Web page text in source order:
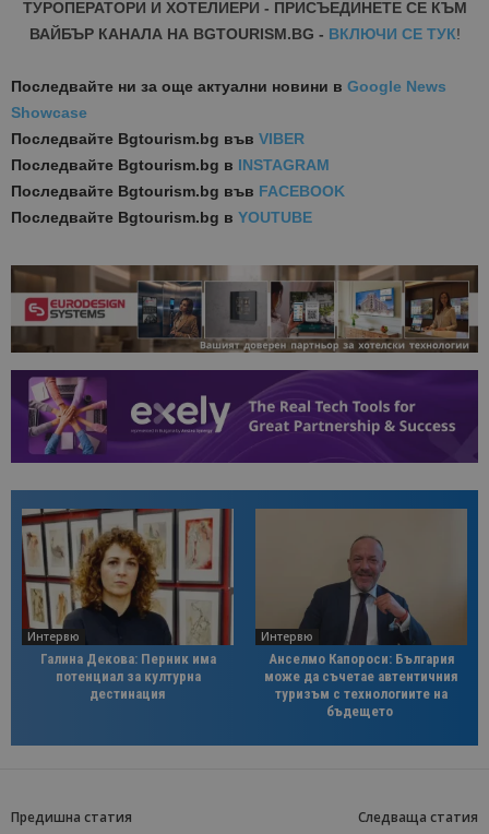
ТУРОПЕРАТОРИ И ХОТЕЛИЕРИ - ПРИСЪЕДИНЕТЕ СЕ КЪМ
ВАЙБЪР КАНАЛА НА BGTOURISM.BG - ВКЛЮЧИ СЕ ТУК!
Последвайте ни за още актуални новини в Google News
Showcase
Последвайте Bgtourism.bg във VIBER
Последвайте Bgtourism.bg в INSTAGRAM
Последвайте Bgtourism.bg във FACEBOOK
Последвайте Bgtourism.bg в YOUTUBE
Интервю
Галина Декова: Перник има
потенциал за културна
дестинация
Интервю
Анселмо Капороси: България
може да съчетае автентичния
туризъм с технологиите на
бъдещето
Предишна статия Следваща статия